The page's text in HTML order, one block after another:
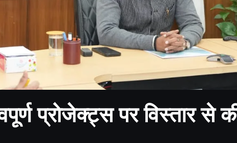
प्रोजेक्ट्स पर विस्तार से